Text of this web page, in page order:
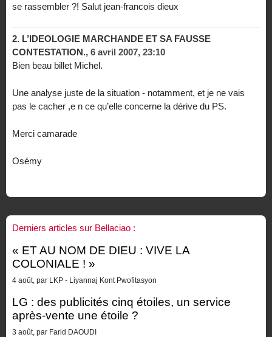
se rassembler ?! Salut jean-francois dieux
2. L’IDEOLOGIE MARCHANDE ET SA FAUSSE
CONTESTATION., 6 avril 2007, 23:10
Bien beau billet Michel.
Une analyse juste de la situation - notamment, et je ne vais
pas le cacher ,e n ce qu’elle concerne la dérive du PS.
Merci camarade
Osémy
Derniers articles sur Bellaciao :
« ET AU NOM DE DIEU : VIVE LA
COLONIALE ! »
4 août, par LKP - Liyannaj Kont Pwofitasyon
LG : des publicités cinq étoiles, un service
après-vente une étoile ?
3 août, par Farid DAOUDI